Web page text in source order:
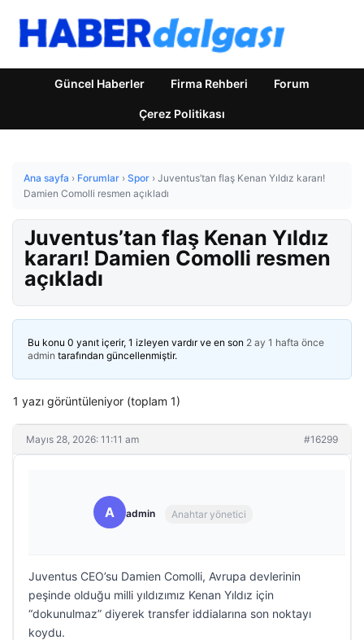
Güncel Haberler Firma Rehberi Forum
Çerez Politikası
Ana sayfa › Forumlar › Spor › Juventus’tan flaş Kenan Yıldız kararı!
Damien Comolli resmen açıkladı
Juventus’tan flaş Kenan Yıldız
kararı! Damien Comolli resmen
açıkladı
Bu konu 0 yanıt içerir, 1 izleyen vardır ve en son 2 ay 1 hafta önce
admin tarafından güncellenmiştir.
1 yazı görüntüleniyor (toplam 1)
Mayıs 28, 2026: 11:11 am #16299
A admin Anahtar yönetici
Juventus CEO’su Damien Comolli, Avrupa devlerinin
peşinde olduğu milli yıldızımız Kenan Yıldız için
“dokunulmaz” diyerek transfer iddialarına son noktayı
koydu.